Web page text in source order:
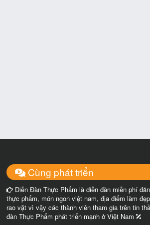
Cùng phát triển
Diễn Đàn Thực Phẩm là diễn đàn miễn phí
thực phẩm, món ngon việt nam, địa điểm làm
rao vặt vì vậy các thành viên tham gia trên tin
đàn Thực Phẩm phát triển mạnh ở Việt Nam